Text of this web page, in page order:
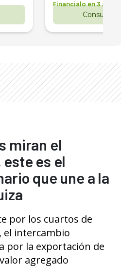
Financialo en 3 años
Consultar
miran el
es el
que une a la
por los cuartos de
el intercambio
por la exportación de
agregado